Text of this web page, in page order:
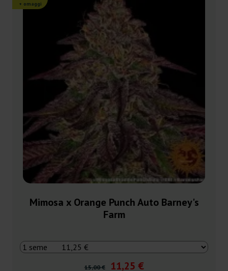
+ omaggi
Mimosa x Orange Punch Auto Barney's
Farm
15,00 € 11,25 €